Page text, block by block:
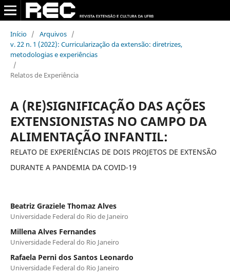
Início / Arquivos /
v. 22 n. 1 (2022): Curricularização da extensão: diretrizes,
metodologias e experiências
/
Relatos de Experiência
A (RE)SIGNIFICAÇÃO DAS AÇÕES
EXTENSIONISTAS NO CAMPO DA
ALIMENTAÇÃO INFANTIL:
RELATO DE EXPERIÊNCIAS DE DOIS PROJETOS DE EXTENSÃO
DURANTE A PANDEMIA DA COVID-19
Beatriz Graziele Thomaz Alves
Universidade Federal do Rio de Janeiro
Millena Alves Fernandes
Universidade Federal do Rio Janeiro
Rafaela Perni dos Santos Leonardo
Universidade Federal do Rio Janeiro